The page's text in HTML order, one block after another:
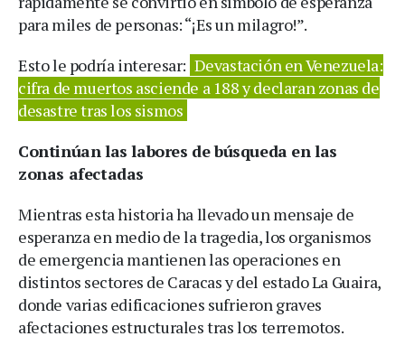
para miles de personas: “¡Es un milagro!”.
Esto le podría interesar: Devastación en Venezuela:
cifra de muertos asciende a 188 y declaran zonas de
desastre tras los sismos
Continúan las labores de búsqueda en las
zonas afectadas
Mientras esta historia ha llevado un mensaje de
esperanza en medio de la tragedia, los organismos
de emergencia mantienen las operaciones en
distintos sectores de Caracas y del estado La Guaira,
donde varias edificaciones sufrieron graves
afectaciones estructurales tras los terremotos.